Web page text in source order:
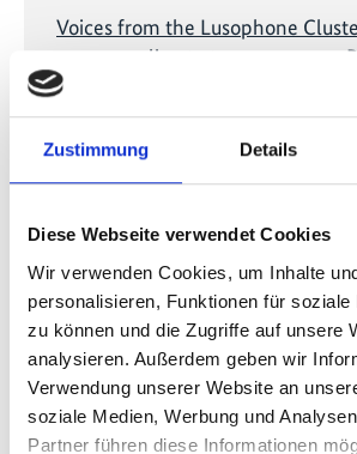
Zustimmung Details
Diese Webseite verwendet Cookies
Wir verwenden Cookies, um Inhalte
personalisieren, Funktionen für soziale
zu können und die Zugriffe auf unsere
analysieren. Außerdem geben wir
Verwendung unserer Website an
soziale Medien, Werbung und
Partner führen diese Informationen
Vorherige
Voices from the Lusophone
climate transparency –
Publikationen zum